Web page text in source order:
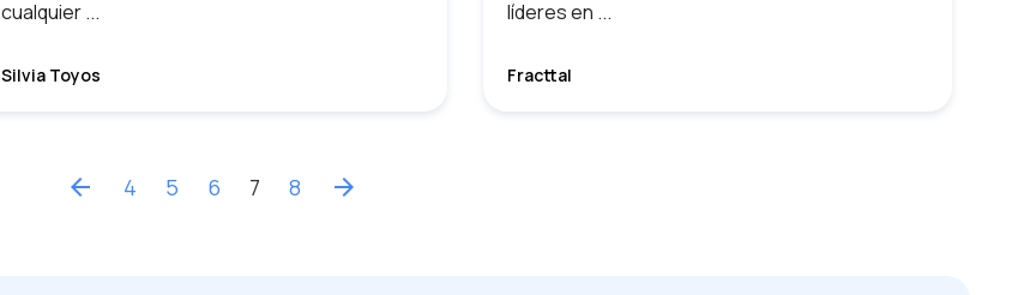
cualquier ...
Silvia Toyos
líderes en ...
Fracttal
arrow_back 4 5 6 7 8 arrow_forward